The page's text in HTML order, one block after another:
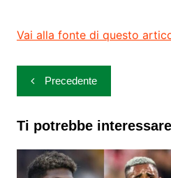
Vai alla fonte di questo
Navigazione
articoli
Precedente
Ti potrebbe